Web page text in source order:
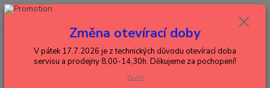
Menu
+420 602 288 130
0,00 Kč
Změna otevírací doby
V pátek 17.7.2026 je z technických důvodu otevírací doba
servisu a prodejny 8,00-14,30h. Děkujeme za pochopení!
Zavřít